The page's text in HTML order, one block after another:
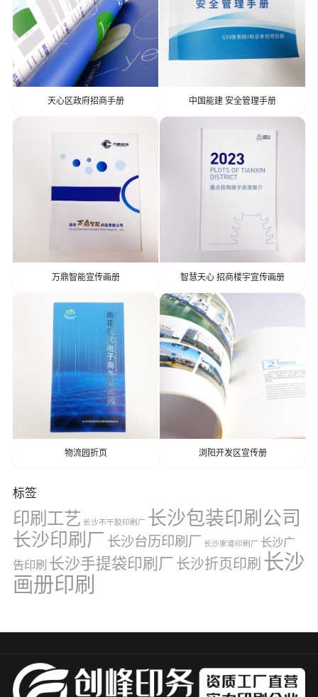
天心区政府招商手册 中国能建 安全管理手册
万鼎智能宣传画册 智慧天心 招商楼宇宣传画册
物流园折页 浏阳开发区宣传册
标签
印刷工艺 长沙不干胶印刷厂 长沙包装印刷公司
长沙印刷厂 长沙台历印刷厂 长沙家谱印刷厂 长沙广
告印刷 长沙手提袋印刷厂 长沙折页印刷 长沙
画册印刷